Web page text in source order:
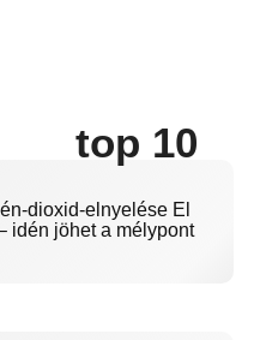
top 10
dioxid-elnyelése El
idén jöhet a mélypont